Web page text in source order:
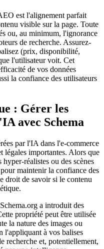
est l'alignement parfait
visible sur la page. Toute
ou, au minimum, l'ignorance
de recherche. Assurez-
(prix, disponibilité,
l'utilisateur voit. Cet
de vos données
la confiance des utilisateurs
: Gérer les
avec Schema
par l'IA dans l'e-commerce
légales importantes. Alors que
réalistes ou des scènes
maintenir la confiance des
droit de savoir si le contenu
a introduit des
propriété peut être utilisée
la nature des images ou
l'appliquant à vos balises
recherche et, potentiellement,